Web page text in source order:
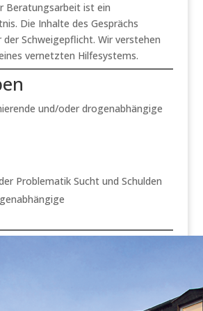
Beratungsarbeit ist ein
Die Inhalte des Gesprächs
Schweigepflicht. Wir verstehen
vernetzten Hilfesystems.
und/oder drogenabhängige
Problematik Sucht und Schulden